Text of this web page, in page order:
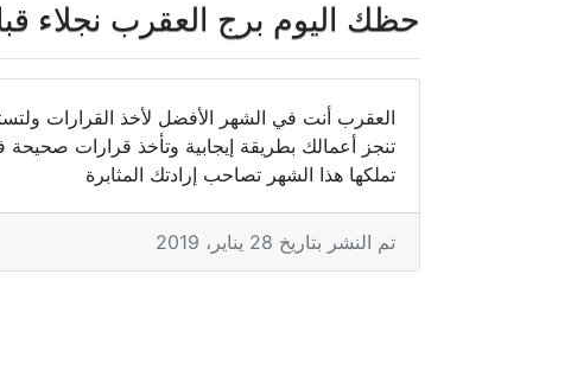
حظك اليوم برج العقرب نجلاء قباني
العقرب أنت في الشهر الأفضل لأخذ القرارات
تنجز أعمالك بطريقة إيجابية وتأخذ قرارات
تملكها هذا الشهر تصاحب إرادتك المثابرة
تم النشر بتاريخ 28 يناير، 2019